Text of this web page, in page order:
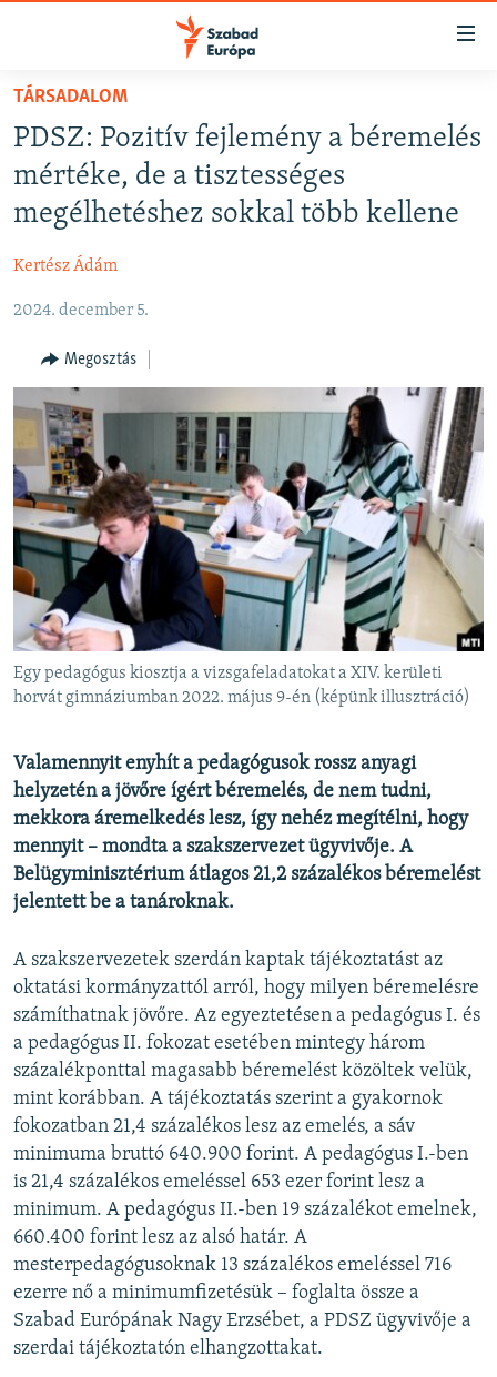
Akadálymentes
Ugrás
fő
oldalra
tartalomjegyzékre
AKTUÁLIS
PODCASTOK
ELEMZŐ
NER15
SZABADON
TÁRSADALOM
DEMOKRÁCIA
A PÉNZ NYOMÁBAN
EURÓPAI UNIÓ
VILÁG
KLÍMAVÁLTOZÁS
A MÚLT TANULSÁGAI
KÖVESSEN MINKET!
Valamennyi RFE/RL weboldal
TÁRSADALOM
PDSZ: Pozitív fejlemény a béremelés
mértéke, de a tisztességes
megélhetéshez sokkal több kellene
Kertész Ádám
2024. december 5.
Megosztás
Egy pedagógus kiosztja a vizsgafeladatokat a XIV. kerületi
horvát gimnáziumban 2022. május 9-én (képünk illusztráció)
Valamennyit enyhít a pedagógusok rossz anyagi
helyzetén a jövőre ígért béremelés, de nem tudni,
mekkora áremelkedés lesz, így nehéz megítélni, hogy
mennyit – mondta a szakszervezet ügyvivője. A
Belügyminisztérium átlagos 21,2 százalékos béremelést
jelentett be a tanároknak.
A szakszervezetek szerdán kaptak tájékoztatást az
oktatási kormányzattól arról, hogy milyen béremelésre
számíthatnak jövőre. Az egyeztetésen a pedagógus I. és
a pedagógus II. fokozat esetében mintegy három
százalékponttal magasabb béremelést közöltek velük,
mint korábban. A tájékoztatás szerint a gyakornok
fokozatban 21,4 százalékos lesz az emelés, a sáv
minimuma bruttó 640.900 forint. A pedagógus I.-ben
is 21,4 százalékos emeléssel 653 ezer forint lesz a
minimum. A pedagógus II.-ben 19 százalékot emelnek,
660.400 forint lesz az alsó határ. A
mesterpedagógusoknak 13 százalékos emeléssel 716
ezerre nő a minimumfizetésük – foglalta össze a
Szabad Európának Nagy Erzsébet, a PDSZ ügyvivője a
szerdai tájékoztatón elhangzottakat.
FELIRATKOZÁS